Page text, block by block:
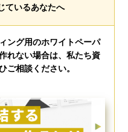
ているあなたへ
ング用のホワイトペーパ
れない場合は、私たち資
ご相談ください。